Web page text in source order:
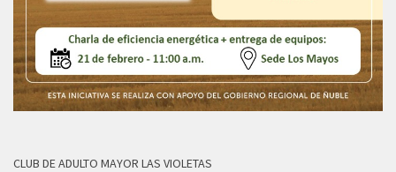
CLUB DE ADULTO MAYOR LAS VIOLETAS